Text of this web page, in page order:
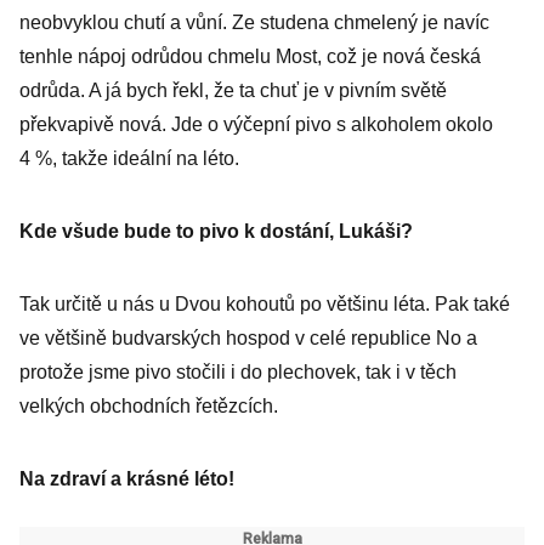
neobvyklou chutí a vůní. Ze studena chmelený je navíc
tenhle nápoj odrůdou chmelu Most, což je nová česká
odrůda. A já bych řekl, že ta chuť je v pivním světě
překvapivě nová. Jde o výčepní pivo s alkoholem okolo
4 %, takže ideální na léto.
Kde všude bude to pivo k dostání, Lukáši?
Tak určitě u nás u Dvou kohoutů po většinu léta. Pak také
ve většině budvarských hospod v celé republice No a
protože jsme pivo stočili i do plechovek, tak i v těch
velkých obchodních řetězcích.
Na zdraví a krásné léto!